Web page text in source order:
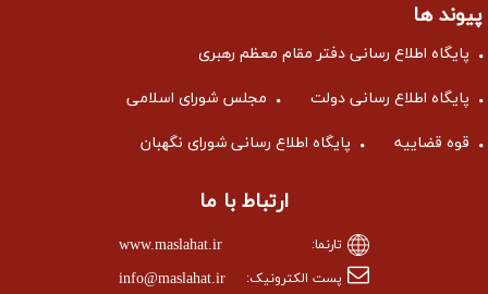
پیوند ها
پایگاه اطلاع رسانی دفتر مقام معظم رهبری
پایگاه اطلاع رسانی دولت مجلس شورای اسلامی
قوه قضاییه پایگاه اطلاع رسانی شورای نگهبان
ارتباط با ما
تارنما: www.maslahat.ir
پست الکترونیک: info@maslahat.ir